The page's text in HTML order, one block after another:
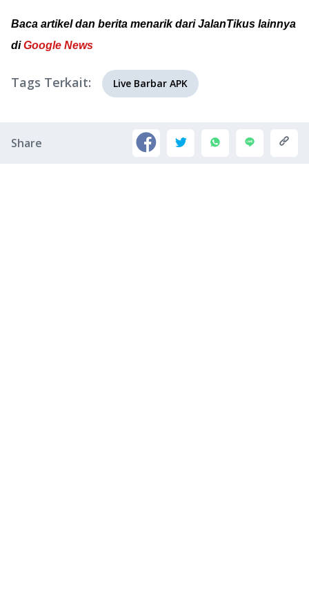
Baca artikel dan berita menarik dari JalanTikus lainnya
diGoogle News
Tags Terkait: Live Barbar APK
Share